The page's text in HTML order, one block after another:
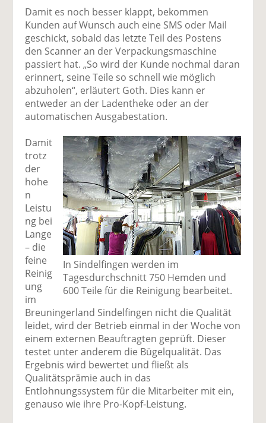
Damit es noch besser klappt, bekommen
Kunden auf Wunsch auch eine SMS oder Mail
geschickt, sobald das letzte Teil des Postens
den Scanner an der Verpackungsmaschine
passiert hat. „So wird der Kunde nochmal daran
erinnert, seine Teile so schnell wie möglich
abzuholen“, erläutert Goth. Dies kann er
entweder an der Ladentheke oder an der
automatischen Ausgabestation.
In Sindelfingen werden im
Tagesdurchschnitt 750 Hemden und
600 Teile für die Reinigung bearbeitet.
Damit
trotz
der
hohe
n
Leistu
ng bei
Lange
– die
feine
Reinig
ung
im
Breuningerland Sindelfingen nicht die Qualität
leidet, wird der Betrieb einmal in der Woche von
einem externen Beauftragten geprüft. Dieser
testet unter anderem die Bügelqualität. Das
Ergebnis wird bewertet und fließt als
Qualitätsprämie auch in das
Entlohnungssystem für die Mitarbeiter mit ein,
genauso wie ihre Pro-Kopf-Leistung.